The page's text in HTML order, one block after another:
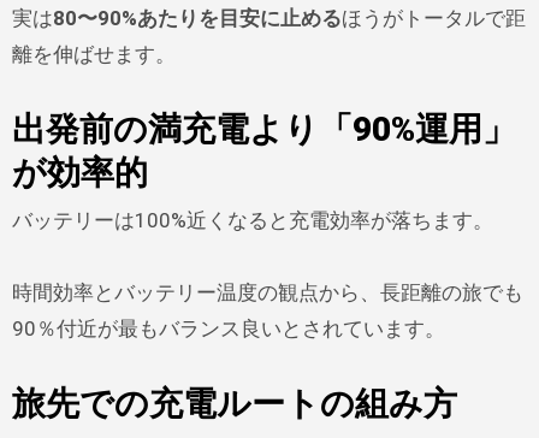
実は80〜90%あたりを目安に止めるほうがトータルで距
離を伸ばせます。
出発前の満充電より「90%運用」
が効率的
バッテリーは100%近くなると充電効率が落ちます。
時間効率とバッテリー温度の観点から、長距離の旅でも
90％付近が最もバランス良いとされています。
旅先での充電ルートの組み方